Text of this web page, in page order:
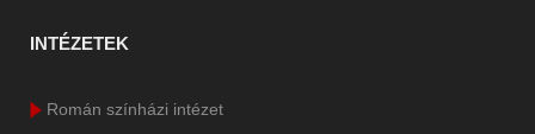
INTÉZETEK
Román színházi intézet